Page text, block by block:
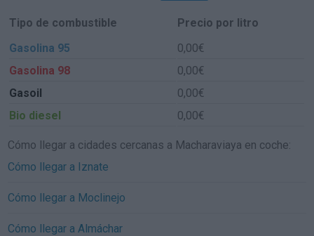
Tipo de combustible
Precio por litro
Gasolina 95
0,00€
Gasolina 98
0,00€
Gasoil
0,00€
Bio diesel
0,00€
Cómo llegar a cidades cercanas a Macharaviaya en coche:
Cómo llegar a Iznate
Cómo llegar a Moclinejo
Cómo llegar a Almáchar